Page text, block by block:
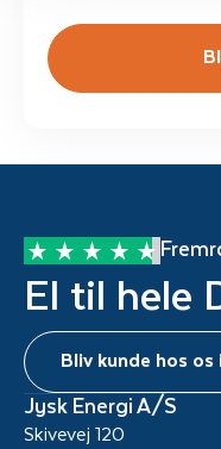
El til hele
Bliv kunde hos os
Jysk Energi A/S
Skivevej 120